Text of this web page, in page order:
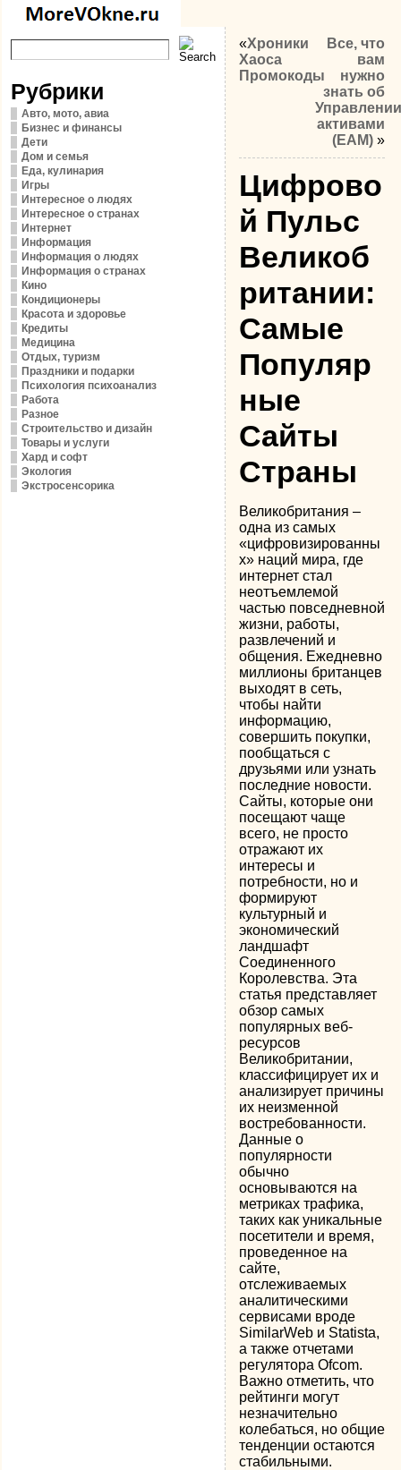
Рубрики
Авто, мото, авиа
Бизнес и финансы
Дети
Дом и семья
Еда, кулинария
Игры
Интересное о людях
Интересное о странах
Интернет
Информация
Информация о людях
Информация о странах
Кино
Кондиционеры
Красота и здоровье
Кредиты
Медицина
Отдых, туризм
Праздники и подарки
Психология психоанализ
Работа
Разное
Строительство и дизайн
Товары и услуги
Хард и софт
Экология
Экстросенсорика
«Хроники
Хаоса
Промокоды
Все, что
вам
нужно
знать об
Управлении
активами
(EAM) »
Цифрово
й Пульс
Великоб
ритании:
Самые
Популяр
ные
Сайты
Страны
Великобритания –
одна из самых
«цифровизированны
х» наций мира, где
интернет стал
неотъемлемой
частью повседневной
жизни, работы,
развлечений и
общения. Ежедневно
миллионы британцев
выходят в сеть,
чтобы найти
информацию,
совершить покупки,
пообщаться с
друзьями или узнать
последние новости.
Сайты, которые они
посещают чаще
всего, не просто
отражают их
интересы и
потребности, но и
формируют
культурный и
экономический
ландшафт
Соединенного
Королевства. Эта
статья представляет
обзор самых
популярных веб-
ресурсов
Великобритании,
классифицирует их и
анализирует причины
их неизменной
востребованности.
Данные о
популярности
обычно
основываются на
метриках трафика,
таких как уникальные
посетители и время,
проведенное на
сайте,
отслеживаемых
аналитическими
сервисами вроде
SimilarWeb и Statista,
а также отчетами
регулятора Ofcom.
Важно отметить, что
рейтинги могут
незначительно
колебаться, но общие
тенденции остаются
стабильными.